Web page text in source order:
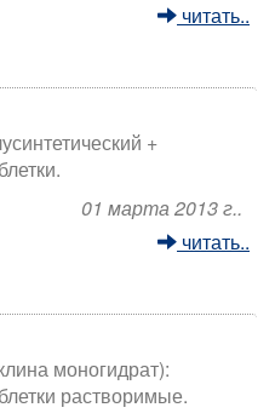
читать..
+
01 марта 2013 г..
читать..
моногидрат):
растворимые.